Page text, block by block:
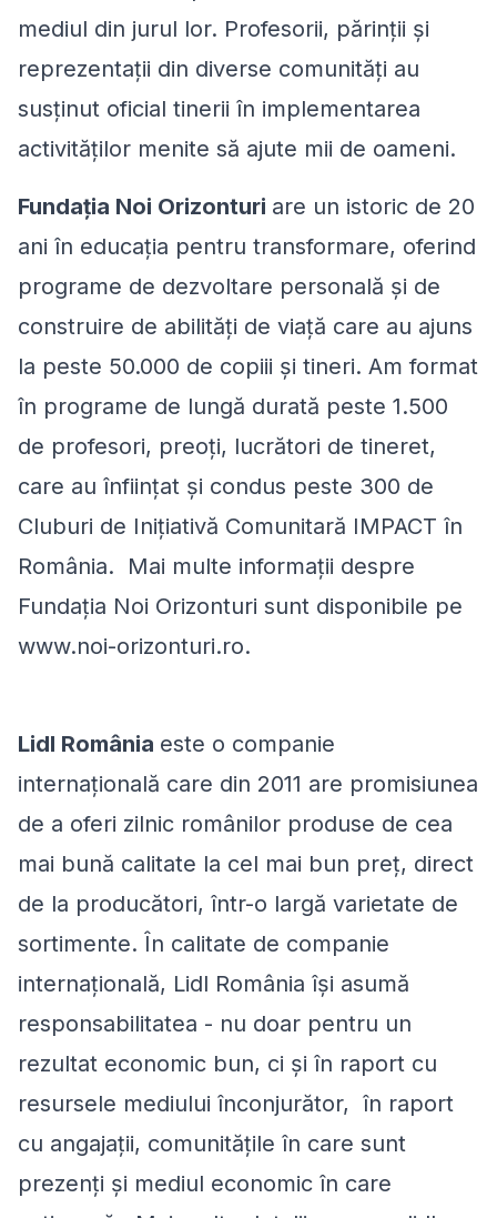
mediul din jurul lor. Profesorii, părinții și
reprezentații din diverse comunități au
susținut oficial tinerii în implementarea
activităților menite să ajute mii de oameni.
Fundația Noi Orizonturi are un istoric de 20
ani în educația pentru transformare, oferind
programe de dezvoltare personală și de
construire de abilități de viață care au ajuns
la peste 50.000 de copiii și tineri. Am format
în programe de lungă durată peste 1.500
de profesori, preoți, lucrători de tineret,
care au înființat și condus peste 300 de
Cluburi de Inițiativă Comunitară IMPACT în
România. Mai multe informații despre
Fundația Noi Orizonturi sunt disponibile pe
www.noi-orizonturi.ro.
Lidl România este o companie
internațională care din 2011 are promisiunea
de a oferi zilnic românilor produse de cea
mai bună calitate la cel mai bun preţ, direct
de la producători, într-o largă varietate de
sortimente. În calitate de companie
internațională, Lidl România își asumă
responsabilitatea - nu doar pentru un
rezultat economic bun, ci și în raport cu
resursele mediului înconjurător, în raport
cu angajații, comunitățile în care sunt
prezenți și mediul economic în care